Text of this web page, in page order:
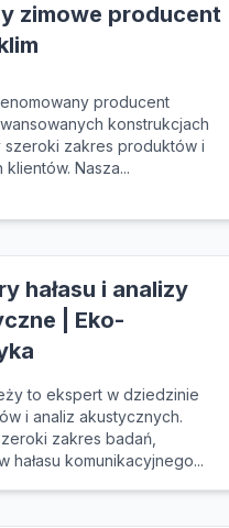
zimowe producent
producent
konstrukcjach
szeroki zakres produktów i
klientów. Nasza...
hałasu i analizy
| Eko-
to ekspert w dziedzinie
i analiz akustycznych.
zakres badań,
komunikacyjnego...